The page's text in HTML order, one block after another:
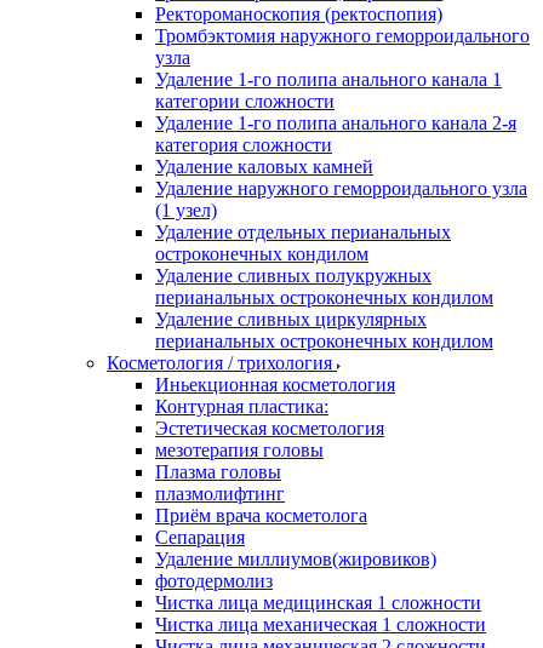
Ректороманоскопия (ректоспопия)
Тромбэктомия наружного геморроидального
узла
Удаление 1-го полипа анального канала 1
категории сложности
Удаление 1-го полипа анального канала 2-я
категория сложности
Удаление каловых камней
Удаление наружного геморроидального узла
(1 узел)
Удаление отдельных перианальных
остроконечных кондилом
Удаление сливных полукружных
перианальных остроконечных кондилом
Удаление сливных циркулярных
перианальных остроконечных кондилом
Косметология / трихология
Иньекционная косметология
Контурная пластика:
Эстетическая косметология
мезотерапия головы
Плазма головы
плазмолифтинг
Приём врача косметолога
Сепарация
Удаление миллиумов(жировиков)
фотодермолиз
Чистка лица медицинская 1 сложности
Чистка лица механическая 1 сложности